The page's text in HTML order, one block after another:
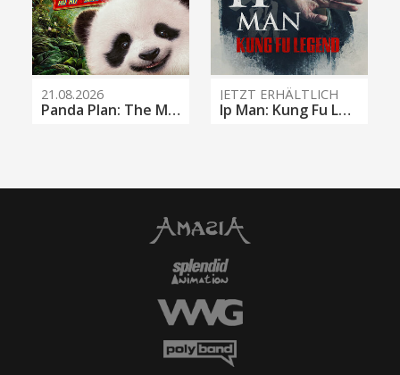
21.08.2026
Panda Plan: The Magical Tribe
JETZT ERHÄLTLICH
Ip Man: Kung Fu Legend